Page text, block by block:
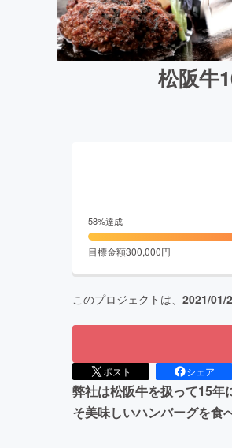
松阪牛
58%達成
目標金額300,000円
このプロジェクトは、 2021/01/
ポスト シェア
弊社は松阪牛を扱って15年
そ美味しいハンバーグを食